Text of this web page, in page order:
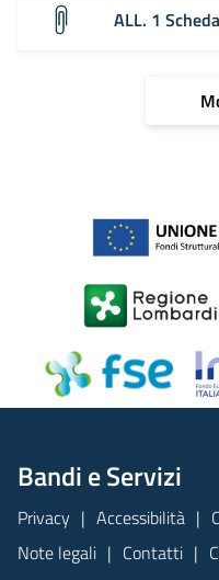
ALL. 1
Bandi e Servizi
Privacy Accessibilità
Note legali
Contatti